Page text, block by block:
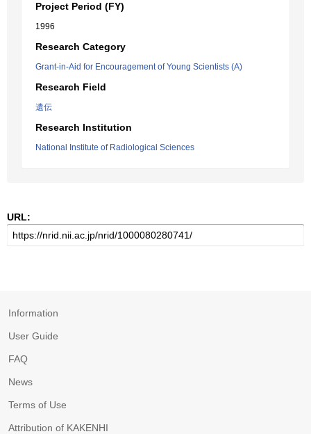
Project Period (FY)
1996
Research Category
Grant-in-Aid for Encouragement of Young Scientists (A)
Research Field
遺伝
Research Institution
National Institute of Radiological Sciences
URL:
Information
User Guide
FAQ
News
Terms of Use
Attribution of KAKENHI